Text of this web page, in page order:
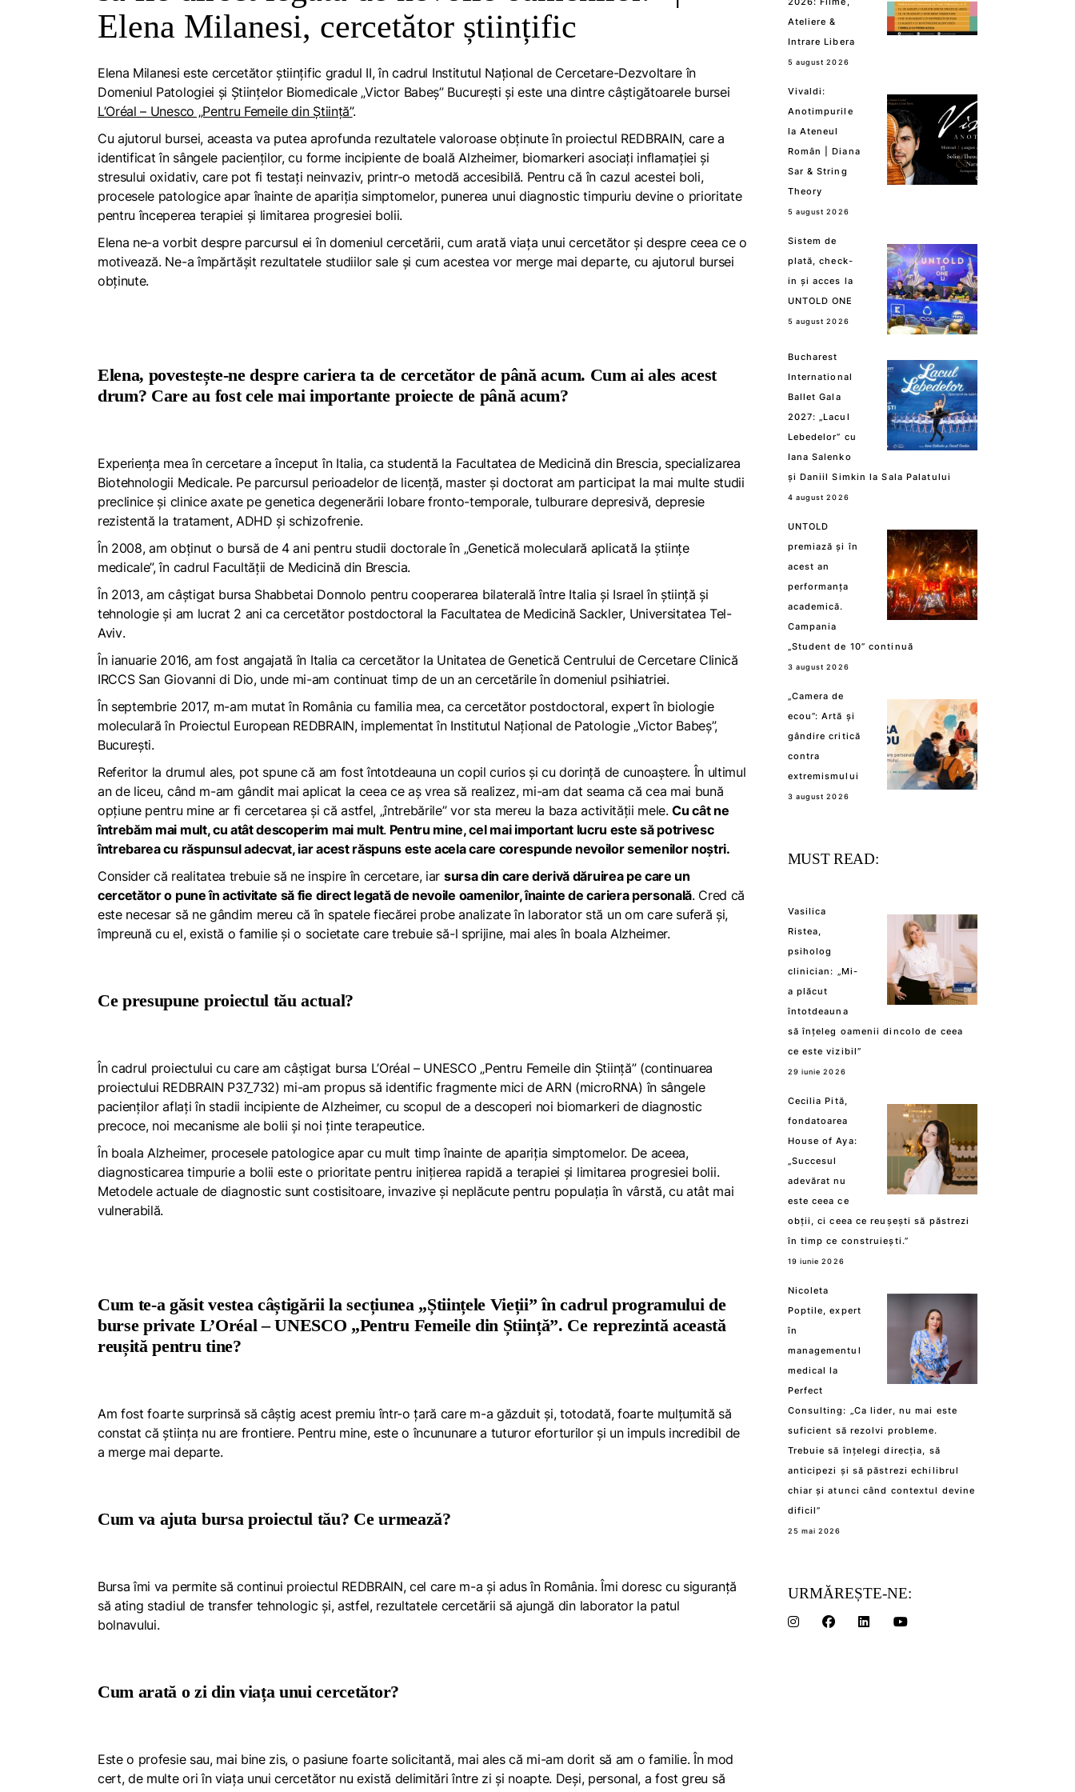
Elena Milanesi, cercetător științific
Elena Milanesi este cercetător științific gradul II, în cadrul Institutul Național de Cercetare-Dezvoltare în
Domeniul Patologiei și Științelor Biomedicale „Victor Babeș”București și este una dintre câștigătoarele bursei
L’Oréal – Unesco „Pentru Femeile din Știință”.
Cu ajutorul bursei, aceasta va putea aprofunda rezultatele valoroase obținute în proiectul REDBRAIN, care a
identificat în sângele pacienților, cu forme incipiente de boală Alzheimer, biomarkeri asociați inflamației și
stresului oxidativ, care pot fi testați neinvaziv, printr-o metodă accesibilă. Pentru că în cazul acestei boli,
procesele patologice apar înainte de apariția simptomelor, punerea unui diagnostic timpuriu devine o prioritate
pentru începerea terapiei și limitarea progresiei bolii.
Elena ne-a vorbit despre parcursul ei în domeniul cercetării, cum arată viața unui cercetător și despre ceea ce o
motivează. Ne-a împărtășit rezultatele studiilor sale și cum acestea vor merge mai departe, cu ajutorul bursei
obținute.
Elena, povestește-ne despre cariera ta de cercetător de până acum. Cum ai ales acest
drum? Care au fost cele mai importante proiecte de până acum?
Experiența mea în cercetare a început în Italia, ca studentă la Facultatea de Medicină din Brescia, specializarea
Biotehnologii Medicale. Pe parcursul perioadelor de licență, master și doctorat am participat la mai multe studii
preclinice și clinice axate pe genetica degenerării lobare fronto-temporale, tulburare depresivă, depresie
rezistentă la tratament, ADHD și schizofrenie.
În 2008, am obținut o bursă de 4 ani pentru studii doctorale în „Genetică moleculară aplicată la științe
medicale”, în cadrul Facultății de Medicină din Brescia.
În 2013, am câștigat bursa Shabbetai Donnolo pentru cooperarea bilaterală între Italia și Israel în știință și
tehnologie și am lucrat 2 ani ca cercetător postdoctoral la Facultatea de Medicină Sackler, Universitatea Tel-
Aviv.
În ianuarie 2016, am fost angajată în Italia ca cercetător la Unitatea de Genetică Centrului de Cercetare Clinică
IRCCS San Giovanni di Dio, unde mi-am continuat timp de un an cercetările în domeniul psihiatriei.
În septembrie 2017, m-am mutat în România cu familia mea, ca cercetător postdoctoral, expert în biologie
moleculară în Proiectul European REDBRAIN, implementat în Institutul Național de Patologie „Victor Babeș”,
București.
Referitor la drumul ales, pot spune că am fost întotdeauna un copil curios și cu dorință de cunoaștere. În ultimul
an de liceu, când m-am gândit mai aplicat la ceea ce aș vrea să realizez, mi-am dat seama că cea mai bună
opțiune pentru mine ar fi cercetarea și că astfel, „întrebările” vor sta mereu la baza activității mele.Cu cât ne
întrebăm mai mult, cu atât descoperim mai mult.Pentru mine, cel mai important lucru este să potrivesc
întrebarea cu răspunsul adecvat, iar acest răspuns este acela care corespunde nevoilor semenilor noștri.
Consider că realitatea trebuie să ne inspire în cercetare, iar sursa din care derivă dăruirea pe care un
cercetător o pune în activitate să fie direct legată de nevoile oamenilor, înainte de cariera personală. Cred că
este necesar să ne gândim mereu că în spatele fiecărei probe analizate în laborator stă un om care suferă și,
împreună cu el, există o familie și o societate care trebuie să-l sprijine, mai ales în boala Alzheimer.
Ce presupune proiectul tău actual?
În cadrul proiectului cu care am câștigat bursa L’Oréal – UNESCO „Pentru Femeile din Știință” (continuarea
proiectului REDBRAIN P37_732) mi-am propus să identific fragmente mici de ARN (microRNA) în sângele
pacienților aflați în stadii incipiente de Alzheimer, cu scopul de a descoperi noi biomarkeri de diagnostic
precoce, noi mecanisme ale bolii și noi ținte terapeutice.
În boala Alzheimer, procesele patologice apar cu mult timp înainte de apariția simptomelor. De aceea,
diagnosticarea timpurie a bolii este o prioritate pentru inițierea rapidă a terapiei și limitarea progresiei bolii.
Metodele actuale de diagnostic sunt costisitoare, invazive și neplăcute pentru populația în vârstă, cu atât mai
vulnerabilă.
Cum te-a găsit vestea câștigării la secțiunea „Științele Vieții” în cadrul programului de
burse private L’Oréal – UNESCO „Pentru Femeile din Știință”. Ce reprezintă această
reușită pentru tine?
Am fost foarte surprinsă să câștig acest premiu într-o țară care m-a găzduit și, totodată, foarte mulțumită să
constat că știința nu are frontiere. Pentru mine, este o încununare a tuturor eforturilor și un impuls incredibil de
a merge mai departe.
Cum va ajuta bursa proiectul tău? Ce urmează?
Bursa îmi va permite să continui proiectul REDBRAIN, cel care m-a și adus în România. Îmi doresc cu siguranță
să ating stadiul de transfer tehnologic și, astfel, rezultatele cercetării să ajungă din laborator la patul
bolnavului.
Cum arată o zi din viața unui cercetător?
Este o profesie sau, mai bine zis, o pasiune foarte solicitantă, mai ales că mi-am dorit să am o familie. În mod
cert, de multe ori în viața unui cercetător nu există delimitări între zi și noapte. Deși, personal, a fost greu să
Ateliere &
Intrare Libera
5 august 2026
Vivaldi:
Anotimpurile
la Ateneul
Român | Diana
Sar & String
Theory
5 august 2026
Sistem de
plată, check-
in și acces la
UNTOLD ONE
5 august 2026
Bucharest
International
Ballet Gala
2027: „Lacul
Lebedelor” cu
Iana Salenko
și Daniil Simkin la Sala Palatului
4 august 2026
UNTOLD
premiază și în
acest an
performanța
academică.
Campania
„Student de 10” continuă
3 august 2026
„Camera de
ecou”: Artă și
gândire critică
contra
extremismului
3 august 2026
MUST READ:
Vasilica
Ristea,
psiholog
clinician: „Mi-
a plăcut
întotdeauna
să înțeleg oamenii dincolo de ceea
ce este vizibil”
29 iunie 2026
Cecilia Pită,
fondatoarea
House of Aya:
„Succesul
adevărat nu
este ceea ce
obții, ci ceea ce reușești să păstrezi
în timp ce construiești.”
19 iunie 2026
Nicoleta
Poptile, expert
în
managementul
medical la
Perfect
Consulting: „Ca lider, nu mai este
suficient să rezolvi probleme.
Trebuie să înțelegi direcția, să
anticipezi și să păstrezi echilibrul
chiar și atunci când contextul devine
dificil”
25 mai 2026
URMĂREȘTE-NE: